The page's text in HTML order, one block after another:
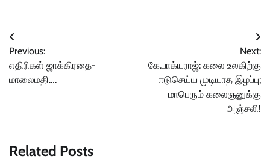
Post
navigation
Previous:
எதிரிகள் ஜாக்கிரதை-
மாலைமதி….
Next:
கே.பாக்யராஜ்: கலை உலகிற்கு
ஈடுசெய்ய முடியாத இழப்பு;
மாபெரும் கலைஞனுக்கு
அஞ்சலி!
Related Posts